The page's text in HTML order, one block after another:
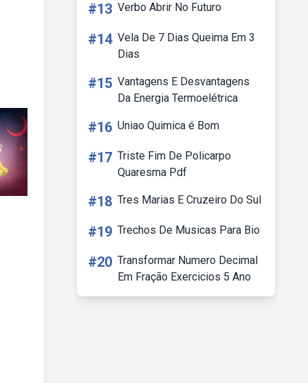
#13 Verbo Abrir No Futuro
#14 Vela De 7 Dias Queima Em 3
Dias
#15 Vantagens E Desvantagens
Da Energia Termoelétrica
#16 Uniao Quimica é Bom
#17 Triste Fim De Policarpo
Quaresma Pdf
#18 Tres Marias E Cruzeiro Do Sul
#19 Trechos De Musicas Para Bio
#20 Transformar Numero Decimal
Em Fração Exercicios 5 Ano